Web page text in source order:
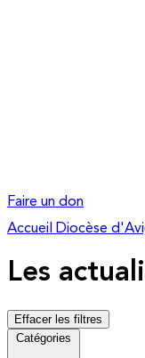
Faire un don
Accueil
Diocèse
Les
Effacer les filtres
Catégories